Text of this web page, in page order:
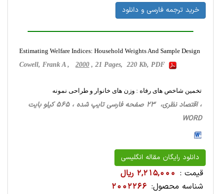
خرید ترجمه فارسی و دانلود
Estimating Welfare Indices: Household Weights And Sample Design
Cowell, Frank A , 2000 , 21 Pages, 220 Kb, PDF
تخمین شاخص های رفاه : وزن های خانوار و طراحی نمونه
، اقتصاد نظری، 23 صفحه فارسی تایپ شده ، 565 کیلو بایت
WORD
دانلود رایگان مقاله انگلیسی
قیمت : 2,215,000 ریال
شناسه محصول: 2002266